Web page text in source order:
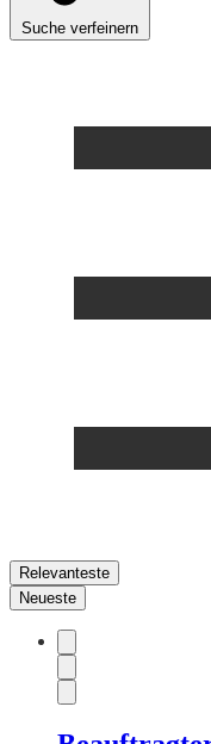
Suche verfeinern
Relevanteste
Neueste